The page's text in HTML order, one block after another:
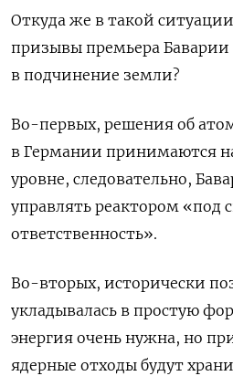
Откуда же в такой
призывы премьера Баварии
в подчинение земли?
Во-первых, решения об
в Германии принимаются
уровне, следовательно,
управлять реактором «под
ответственность».
Во-вторых, исторически
укладывалась в простую
энергия очень нужна, но
ядерные отходы будут